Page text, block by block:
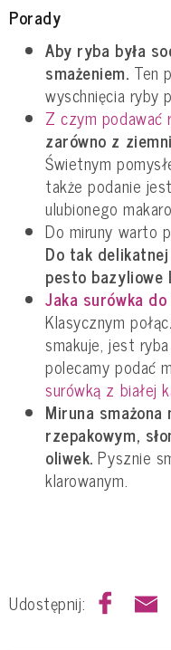
Porady
Aby ryba była
smażeniem. Ten
wyschnięcia ryby
Z czym podawać
zarówno z
Świetnym
także podanie
ulubionego
Do miruny warto
Do tak
pesto bazyliowe
Jaka surówka
Klasycznym
smakuje, jest
polecamy podać
surówką z białej
Miruna
rzepakowym,
oliwek.Pysznie
klarowanym.
Udostępnij: